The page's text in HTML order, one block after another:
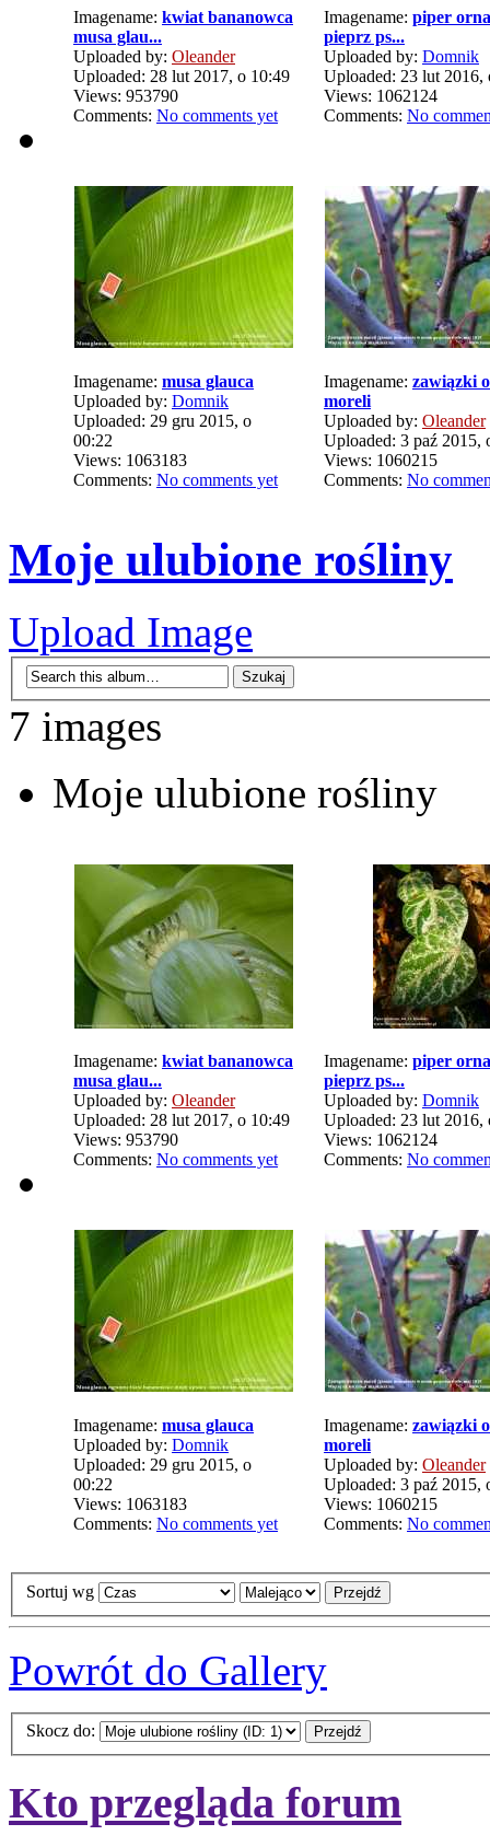
Imagename: kwiat bananowca
musa glau...
Uploaded by: Oleander
Uploaded: 28 lut 2017, o 10:49
Views: 953790
Comments: No comments yet
Imagename: piper
pieprz ps...
Uploaded by: Domnik
Uploaded: 23 lut 2016,
Views: 1062124
Comments: No
Imagename: musa glauca
Uploaded by: Domnik
Uploaded: 29 gru 2015, o
00:22
Views: 1063183
Comments: No comments yet
Imagename: zawiązki
moreli
Uploaded by: Oleander
Uploaded: 3 paź 2015,
Views: 1060215
Comments: No
Moje ulubione rośliny
Upload Image
7 images
Moje ulubione rośliny
Imagename: kwiat bananowca
musa glau...
Uploaded by: Oleander
Uploaded: 28 lut 2017, o 10:49
Views: 953790
Comments: No comments yet
Imagename: piper
pieprz ps...
Uploaded by: Domnik
Uploaded: 23 lut 2016,
Views: 1062124
Comments: No
Imagename: musa glauca
Uploaded by: Domnik
Uploaded: 29 gru 2015, o
00:22
Views: 1063183
Comments: No comments yet
Imagename: zawiązki
moreli
Uploaded by: Oleander
Uploaded: 3 paź 2015,
Views: 1060215
Comments: No
Sortuj wg
Powrót do Gallery
Skocz do:
Kto przegląda forum